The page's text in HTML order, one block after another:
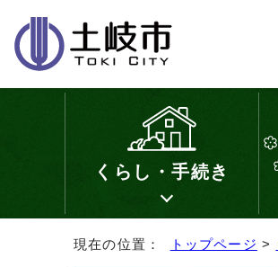
くらし・手続き
現在の位置： トップページ >